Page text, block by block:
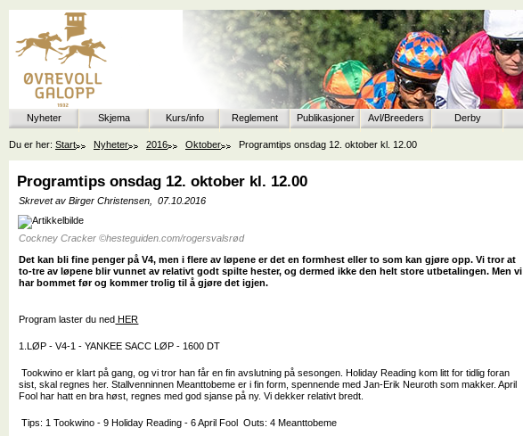
Nyheter Skjema Kurs/info Reglement Publikasjoner Avl/Breeders Derby
Du er her: Start Nyheter 2016 Oktober Programtips onsdag 12. oktober kl. 12.00
Programtips onsdag 12. oktober kl. 12.00
Skrevet av Birger Christensen, 07.10.2016
Cockney Cracker ©hesteguiden.com/rogersvalsrød
Det kan bli fine penger på V4, men i flere av løpene er det en formhest eller to som kan gjøre opp. Vi tror at
to-tre av løpene blir vunnet av relativt godt spilte hester, og dermed ikke den helt store utbetalingen. Men vi
har bommet før og kommer trolig til å gjøre det igjen.
Program laster du ned HER
1.LØP - V4-1 - YANKEE SACC LØP - 1600 DT
Tookwino er klart på gang, og vi tror han får en fin avslutning på sesongen. Holiday Reading kom litt for tidlig foran
sist, skal regnes her. Stallvenninnen Meanttobeme er i fin form, spennende med Jan-Erik Neuroth som makker. April
Fool har hatt en bra høst, regnes med god sjanse på ny. Vi dekker relativt bredt.
Tips: 1 Tookwino - 9 Holiday Reading - 6 April Fool Outs: 4 Meanttobeme